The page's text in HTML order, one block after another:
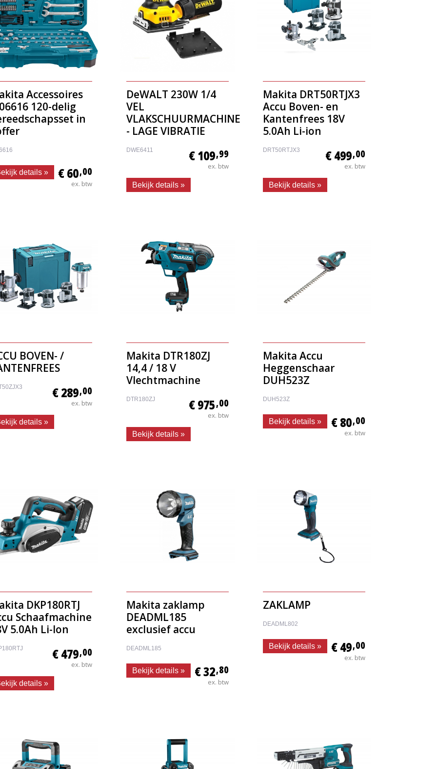
Accessoires
120-delig
in
€ 60,00
ex. btw
details »
DeWALT 230W 1/4
VEL
VLAKSCHUURMACHINE
- LAGE VIBRATIE
DWE6411 € 109,99
ex. btw
Bekijk details »
Makita DRT50RTJX3
Accu Boven- en
Kantenfrees 18V
5.0Ah Li-ion
DRT50RTJX3 € 499,00
ex. btw
Bekijk details »
BOVEN- /
€ 289,00
ex. btw
details »
Makita DTR180ZJ
14,4 / 18 V
Vlechtmachine
DTR180ZJ € 975,00
ex. btw
Bekijk details »
Makita Accu
Heggenschaar
DUH523Z
DUH523Z
€ 80,00
ex. btw
Bekijk details »
DKP180RTJ
Schaafmachine
5.0Ah Li-Ion
€ 479,00
ex. btw
details »
Makita zaklamp
DEADML185
exclusief accu
DEADML185
€ 32,80
ex. btw
Bekijk details »
ZAKLAMP
DEADML802
€ 49,00
ex. btw
Bekijk details »